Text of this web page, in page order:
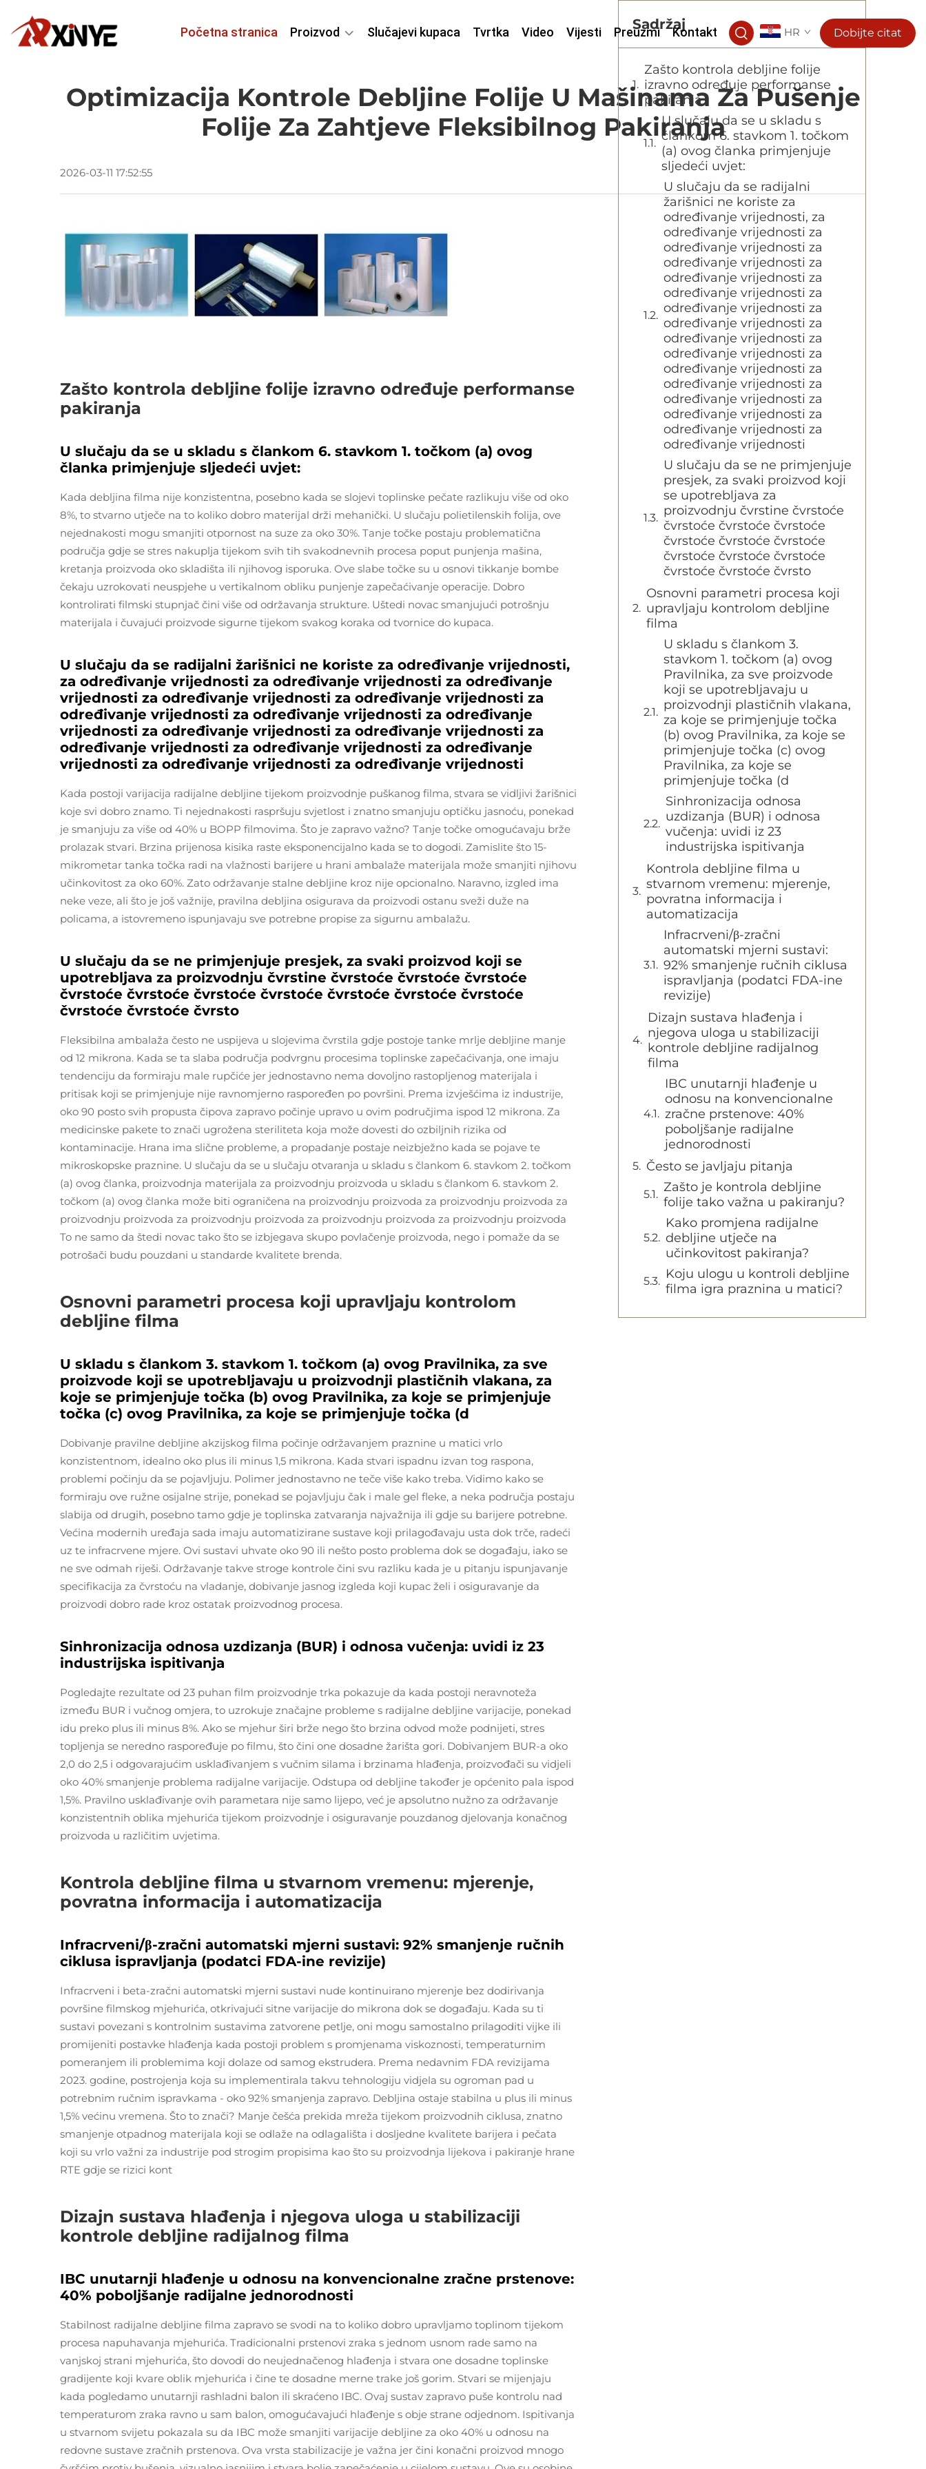
Početna stranica Proizvod Slučajevi kupaca Tvrtka Video Vijesti Preuzmi Kontakt HR Dobijte citat
Optimizacija Kontrole Debljine Folije U Mašinama Za Pušenje
Folije Za Zahtjeve Fleksibilnog Pakiranja
2026-03-11 17:52:55
Zašto kontrola debljine folije izravno određuje performanse
pakiranja
U slučaju da se u skladu s člankom 6. stavkom 1. točkom (a) ovog
članka primjenjuje sljedeći uvjet:
Kada debljina filma nije konzistentna, posebno kada se slojevi toplinske pečate razlikuju više od oko
8%, to stvarno utječe na to koliko dobro materijal drži mehanički. U slučaju polietilenskih folija, ove
nejednakosti mogu smanjiti otpornost na suze za oko 30%. Tanje točke postaju problematična
područja gdje se stres nakuplja tijekom svih tih svakodnevnih procesa poput punjenja mašina,
kretanja proizvoda oko skladišta ili njihovog isporuka. Ove slabe točke su u osnovi tikkanje bombe
čekaju uzrokovati neuspjehe u vertikalnom obliku punjenje zapečaćivanje operacije. Dobro
kontrolirati filmski stupnjač čini više od održavanja strukture. Uštedi novac smanjujući potrošnju
materijala i čuvajući proizvode sigurne tijekom svakog koraka od tvornice do kupaca.
U slučaju da se radijalni žarišnici ne koriste za određivanje vrijednosti,
za određivanje vrijednosti za određivanje vrijednosti za određivanje
vrijednosti za određivanje vrijednosti za određivanje vrijednosti za
određivanje vrijednosti za određivanje vrijednosti za određivanje
vrijednosti za određivanje vrijednosti za određivanje vrijednosti za
određivanje vrijednosti za određivanje vrijednosti za određivanje
vrijednosti za određivanje vrijednosti za određivanje vrijednosti
Kada postoji varijacija radijalne debljine tijekom proizvodnje puškanog filma, stvara se vidljivi žarišnici
koje svi dobro znamo. Ti nejednakosti raspršuju svjetlost i znatno smanjuju optičku jasnoću, ponekad
je smanjuju za više od 40% u BOPP filmovima. Što je zapravo važno? Tanje točke omogućavaju brže
prolazak stvari. Brzina prijenosa kisika raste eksponencijalno kada se to dogodi. Zamislite što 15-
mikrometar tanka točka radi na vlažnosti barijere u hrani ambalaže materijala može smanjiti njihovu
učinkovitost za oko 60%. Zato održavanje stalne debljine kroz nije opcionalno. Naravno, izgled ima
neke veze, ali što je još važnije, pravilna debljina osigurava da proizvodi ostanu sveži duže na
policama, a istovremeno ispunjavaju sve potrebne propise za sigurnu ambalažu.
U slučaju da se ne primjenjuje presjek, za svaki proizvod koji se
upotrebljava za proizvodnju čvrstine čvrstoće čvrstoće čvrstoće
čvrstoće čvrstoće čvrstoće čvrstoće čvrstoće čvrstoće čvrstoće
čvrstoće čvrstoće čvrsto
Fleksibilna ambalaža često ne uspijeva u slojevima čvrstila gdje postoje tanke mrlje debljine manje
od 12 mikrona. Kada se ta slaba područja podvrgnu procesima toplinske zapečaćivanja, one imaju
tendenciju da formiraju male rupčiće jer jednostavno nema dovoljno rastopljenog materijala i
pritisak koji se primjenjuje nije ravnomjerno raspoređen po površini. Prema izvješćima iz industrije,
oko 90 posto svih propusta čipova zapravo počinje upravo u ovim područjima ispod 12 mikrona. Za
medicinske pakete to znači ugrožena steriliteta koja može dovesti do ozbiljnih rizika od
kontaminacije. Hrana ima slične probleme, a propadanje postaje neizbježno kada se pojave te
mikroskopske praznine. U slučaju da se u slučaju otvaranja u skladu s člankom 6. stavkom 2. točkom
(a) ovog članka, proizvodnja materijala za proizvodnju proizvoda u skladu s člankom 6. stavkom 2.
točkom (a) ovog članka može biti ograničena na proizvodnju proizvoda za proizvodnju proizvoda za
proizvodnju proizvoda za proizvodnju proizvoda za proizvodnju proizvoda za proizvodnju proizvoda
To ne samo da štedi novac tako što se izbjegava skupo povlačenje proizvoda, nego i pomaže da se
potrošači budu pouzdani u standarde kvalitete brenda.
Osnovni parametri procesa koji upravljaju kontrolom
debljine filma
U skladu s člankom 3. stavkom 1. točkom (a) ovog Pravilnika, za sve
proizvode koji se upotrebljavaju u proizvodnji plastičnih vlakana, za
koje se primjenjuje točka (b) ovog Pravilnika, za koje se primjenjuje
točka (c) ovog Pravilnika, za koje se primjenjuje točka (d
Dobivanje pravilne debljine akzijskog filma počinje održavanjem praznine u matici vrlo
konzistentnom, idealno oko plus ili minus 1,5 mikrona. Kada stvari ispadnu izvan tog raspona,
problemi počinju da se pojavljuju. Polimer jednostavno ne teče više kako treba. Vidimo kako se
formiraju ove ružne osijalne strije, ponekad se pojavljuju čak i male gel fleke, a neka područja postaju
slabija od drugih, posebno tamo gdje je toplinska zatvaranja najvažnija ili gdje su barijere potrebne.
Većina modernih uređaja sada imaju automatizirane sustave koji prilagođavaju usta dok trče, radeći
uz te infracrvene mjere. Ovi sustavi uhvate oko 90 ili nešto posto problema dok se događaju, iako se
ne sve odmah riješi. Održavanje takve stroge kontrole čini svu razliku kada je u pitanju ispunjavanje
specifikacija za čvrstoću na vladanje, dobivanje jasnog izgleda koji kupac želi i osiguravanje da
proizvodi dobro rade kroz ostatak proizvodnog procesa.
Sinhronizacija odnosa uzdizanja (BUR) i odnosa vučenja: uvidi iz 23
industrijska ispitivanja
Pogledajte rezultate od 23 puhan film proizvodnje trka pokazuje da kada postoji neravnoteža
između BUR i vučnog omjera, to uzrokuje značajne probleme s radijalne debljine varijacije, ponekad
idu preko plus ili minus 8%. Ako se mjehur širi brže nego što brzina odvod može podnijeti, stres
topljenja se neredno raspoređuje po filmu, što čini one dosadne žarišta gori. Dobivanjem BUR-a oko
2,0 do 2,5 i odgovarajućim usklađivanjem s vučnim silama i brzinama hlađenja, proizvođači su vidjeli
oko 40% smanjenje problema radijalne varijacije. Odstupa od debljine također je općenito pala ispod
1,5%. Pravilno usklađivanje ovih parametara nije samo lijepo, već je apsolutno nužno za održavanje
konzistentnih oblika mjehurića tijekom proizvodnje i osiguravanje pouzdanog djelovanja konačnog
proizvoda u različitim uvjetima.
Kontrola debljine filma u stvarnom vremenu: mjerenje,
povratna informacija i automatizacija
Infracrveni/β-zračni automatski mjerni sustavi: 92% smanjenje ručnih
ciklusa ispravljanja (podatci FDA-ine revizije)
Infracrveni i beta-zračni automatski mjerni sustavi nude kontinuirano mjerenje bez dodirivanja
površine filmskog mjehurića, otkrivajući sitne varijacije do mikrona dok se događaju. Kada su ti
sustavi povezani s kontrolnim sustavima zatvorene petlje, oni mogu samostalno prilagoditi vijke ili
promijeniti postavke hlađenja kada postoji problem s promjenama viskoznosti, temperaturnim
pomeranjem ili problemima koji dolaze od samog ekstrudera. Prema nedavnim FDA revizijama
2023. godine, postrojenja koja su implementirala takvu tehnologiju vidjela su ogroman pad u
potrebnim ručnim ispravkama - oko 92% smanjenja zapravo. Debljina ostaje stabilna u plus ili minus
1,5% većinu vremena. Što to znači? Manje češća prekida mreža tijekom proizvodnih ciklusa, znatno
smanjenje otpadnog materijala koji se odlaže na odlagališta i dosljedne kvalitete barijera i pečata
koji su vrlo važni za industrije pod strogim propisima kao što su proizvodnja lijekova i pakiranje hrane
RTE gdje se rizici kont
Dizajn sustava hlađenja i njegova uloga u stabilizaciji
kontrole debljine radijalnog filma
IBC unutarnji hlađenje u odnosu na konvencionalne zračne prstenove:
40% poboljšanje radijalne jednorodnosti
Stabilnost radijalne debljine filma zapravo se svodi na to koliko dobro upravljamo toplinom tijekom
procesa napuhavanja mjehurića. Tradicionalni prstenovi zraka s jednom usnom rade samo na
vanjskoj strani mjehurića, što dovodi do neujednačenog hlađenja i stvara one dosadne toplinske
gradijente koji kvare oblik mjehurića i čine te dosadne merne trake još gorim. Stvari se mijenjaju
kada pogledamo unutarnji rashladni balon ili skraćeno IBC. Ovaj sustav zapravo puše kontrolu nad
temperaturom zraka ravno u sam balon, omogućavajući hlađenje s obje strane odjednom. Ispitivanja
u stvarnom svijetu pokazala su da IBC može smanjiti varijacije debljine za oko 40% u odnosu na
redovne sustave zračnih prstenova. Ova vrsta stabilizacije je važna jer čini konačni proizvod mnogo
Sadržaj
Zašto kontrola debljine folije
izravno određuje performanse
pakiranja
U slučaju da se u skladu s
člankom 6. stavkom 1. točkom
(a) ovog članka primjenjuje
sljedeći uvjet:
U slučaju da se radijalni
žarišnici ne koriste za
određivanje vrijednosti, za
određivanje vrijednosti za
određivanje vrijednosti za
određivanje vrijednosti za
određivanje vrijednosti za
određivanje vrijednosti za
određivanje vrijednosti za
određivanje vrijednosti za
određivanje vrijednosti za
određivanje vrijednosti za
određivanje vrijednosti za
određivanje vrijednosti za
određivanje vrijednosti za
određivanje vrijednosti za
određivanje vrijednosti za
određivanje vrijednosti
U slučaju da se ne primjenjuje
presjek, za svaki proizvod koji
se upotrebljava za
proizvodnju čvrstine čvrstoće
čvrstoće čvrstoće čvrstoće
čvrstoće čvrstoće čvrstoće
čvrstoće čvrstoće čvrstoće
čvrstoće čvrstoće čvrsto
Osnovni parametri procesa koji
upravljaju kontrolom debljine
filma
U skladu s člankom 3.
stavkom 1. točkom (a) ovog
Pravilnika, za sve proizvode
koji se upotrebljavaju u
proizvodnji plastičnih vlakana,
za koje se primjenjuje točka
(b) ovog Pravilnika, za koje se
primjenjuje točka (c) ovog
Pravilnika, za koje se
primjenjuje točka (d
Sinhronizacija odnosa
uzdizanja (BUR) i odnosa
vučenja: uvidi iz 23
industrijska ispitivanja
Kontrola debljine filma u
stvarnom vremenu: mjerenje,
povratna informacija i
automatizacija
Infracrveni/β-zračni
automatski mjerni sustavi:
92% smanjenje ručnih ciklusa
ispravljanja (podatci FDA-ine
revizije)
Dizajn sustava hlađenja i
njegova uloga u stabilizaciji
kontrole debljine radijalnog
filma
IBC unutarnji hlađenje u
odnosu na konvencionalne
zračne prstenove: 40%
poboljšanje radijalne
jednorodnosti
Često se javljaju pitanja
Zašto je kontrola debljine
folije tako važna u pakiranju?
Kako promjena radijalne
debljine utječe na
učinkovitost pakiranja?
Koju ulogu u kontroli debljine
filma igra praznina u matici?